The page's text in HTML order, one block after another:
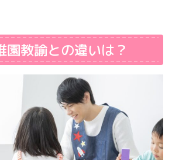
園教諭との違いは？